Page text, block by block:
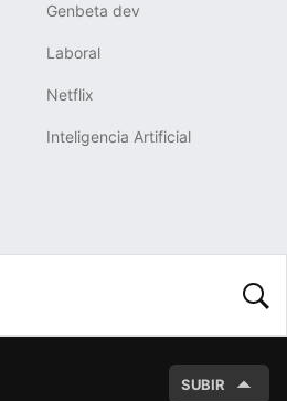
Genbeta dev
Laboral
Netflix
Inteligencia Artificial
SUBIR